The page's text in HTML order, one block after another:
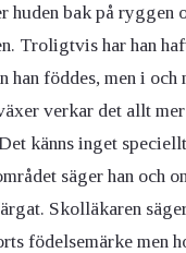
huden bak på ryggen
Troligtvis har han
han föddes, men i och
verkar det allt
känns inget
säger han och
Skolläkaren
födelsemärke men